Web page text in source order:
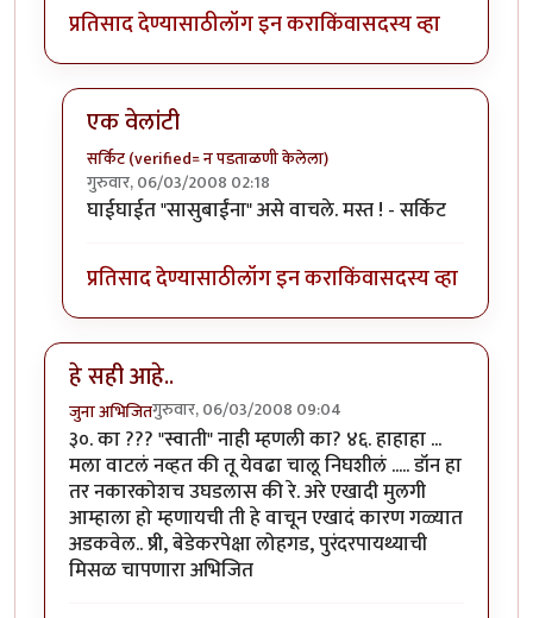
प्रतिसाद देण्यासाठीलॉग इन कराकिंवासदस्य व्हा
एक वेलांटी
सर्किट (verified= न पडताळणी केलेला)
गुरुवार, 06/03/2008 02:18
In reply toप्रपोझbyपान्डू हवालदार
घाईघाईत "सासुबाईंना" असे वाचले. मस्त ! - सर्किट
प्रतिसाद देण्यासाठीलॉग इन कराकिंवासदस्य व्हा
हे सही आहे..
जुना अभिजितगुरुवार, 06/03/2008 09:04
३०. का ??? "स्वाती" नाही म्हणली का? ४६. हाहाहा ...
मला वाटलं नव्हत की तू येवढा चालू निघशीलं ..... डॉन हा
तर नकारकोशच उघडलास की रे. अरे एखादी मुलगी
आम्हाला हो म्हणायची ती हे वाचून एखादं कारण गळ्यात
अडकवेल.. ष्री, बेडेकरपेक्षा लोहगड, पुरंदरपायथ्याची
मिसळ चापणारा अभिजित